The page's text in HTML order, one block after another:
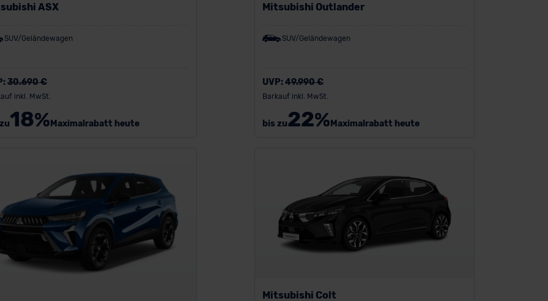
ASX
SUV/Geländewagen
30.690 €
inkl. MwSt.
18% Maximalrabatt heute
Mitsubishi Outlander
SUV/Geländewagen
UVP:49.990 €
Barkauf inkl. MwSt.
bis zu22% Maximalrabatt heute
Mitsubishi Colt